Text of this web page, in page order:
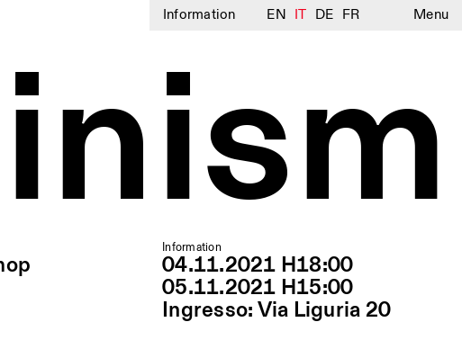
Information EN IT DE FR Menu
Information
04.11.2021 H18:00
05.11.2021 H15:00
Ingresso: Via Liguria 20